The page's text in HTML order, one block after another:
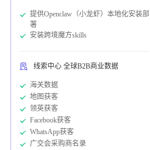
提供Openclaw（小龙虾）本地化安装部
署
安装跨境魔方skills
线索中心 全球B2B商业数据
海关数据
地图获客
领英获客
Facebook获客
WhatsApp获客
广交会采购商名录